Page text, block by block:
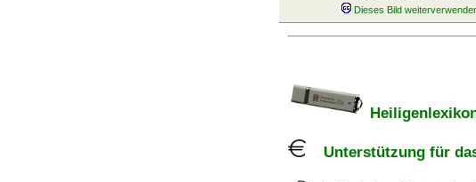
Unterstützung für